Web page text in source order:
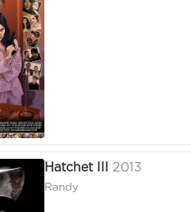
Hatchet III 2013
Randy